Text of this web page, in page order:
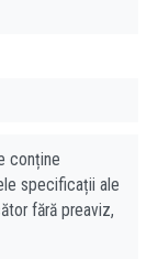
conține
specificații ale
fără preaviz,